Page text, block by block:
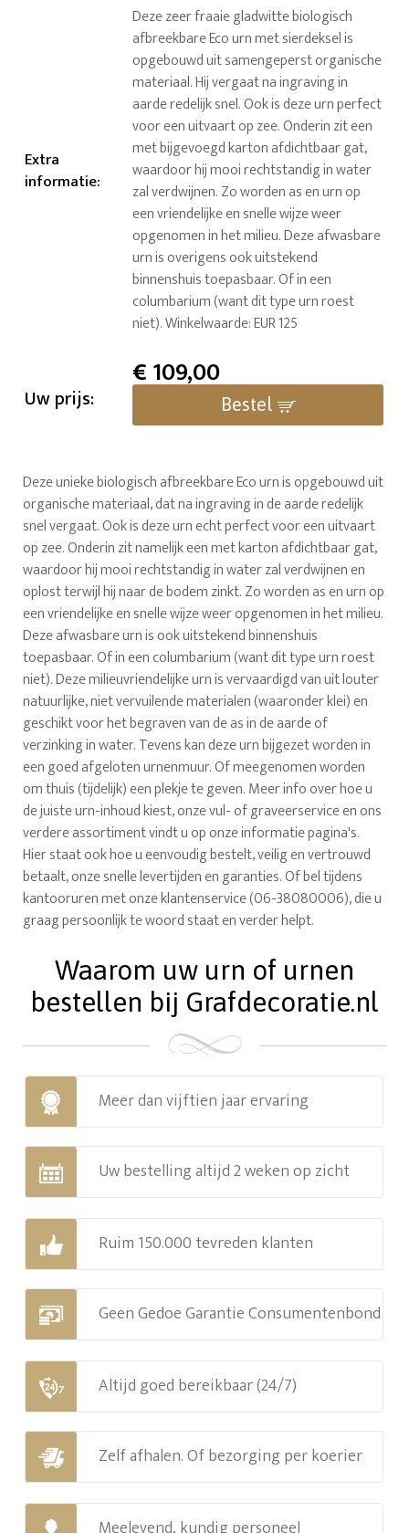
Extra
informatie:
Deze zeer fraaie gladwitte biologisch
afbreekbare Eco urn met sierdeksel is
opgebouwd uit samengeperst organische
materiaal. Hij vergaat na ingraving in
aarde redelijk snel. Ook is deze urn perfect
voor een uitvaart op zee. Onderin zit een
met bijgevoegd karton afdichtbaar gat,
waardoor hij mooi rechtstandig in water
zal verdwijnen. Zo worden as en urn op
een vriendelijke en snelle wijze weer
opgenomen in het milieu. Deze afwasbare
urn is overigens ook uitstekend
binnenshuis toepasbaar. Of in een
columbarium (want dit type urn roest
niet). Winkelwaarde: EUR 125
Uw prijs:
€109,00
Bestel
Deze unieke biologisch afbreekbare Eco urn is opgebouwd uit
organische materiaal, dat na ingraving in de aarde redelijk
snel vergaat. Ook is deze urn echt perfect voor een uitvaart
op zee. Onderin zit namelijk een met karton afdichtbaar gat,
waardoor hij mooi rechtstandig in water zal verdwijnen en
oplost terwijl hij naar de bodem zinkt. Zo worden as en urn op
een vriendelijke en snelle wijze weer opgenomen in het milieu.
Deze afwasbare urn is ook uitstekend binnenshuis
toepasbaar. Of in een columbarium (want dit type urn roest
niet). Deze milieuvriendelijke urn is vervaardigd van uit louter
natuurlijke, niet vervuilende materialen (waaronder klei) en
geschikt voor het begraven van de as in de aarde of
verzinking in water. Tevens kan deze urn bijgezet worden in
een goed afgeloten urnenmuur. Of meegenomen worden
om thuis (tijdelijk) een plekje te geven. Meer info over hoe u
de juiste urn-inhoud kiest, onze vul- of graveerservice en ons
verdere assortiment vindt u op onze informatie pagina's.
Hier staat ook hoe u eenvoudig bestelt, veilig en vertrouwd
betaalt, onze snelle levertijden en garanties. Of bel tijdens
kantooruren met onze klantenservice (06-38080006), die u
graag persoonlijk te woord staat en verder helpt.
Waarom uw urn of urnen
bestellen bij Grafdecoratie.nl
Meer dan vijftien jaar ervaring
Uw bestelling altijd 2 weken op zicht
Ruim 150.000 tevreden klanten
Geen Gedoe Garantie Consumentenbond
Altijd goed bereikbaar (24/7)
Zelf afhalen. Of bezorging per koerier